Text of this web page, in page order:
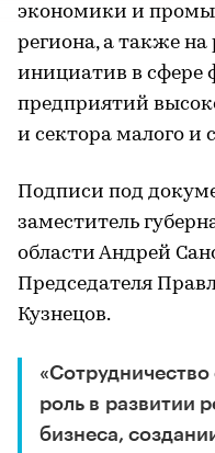
экономики и
региона, а также
инициатив в сфере
предприятий
и сектора малого и
Подписи под
заместитель
области Андрей
Председателя
Кузнецов.
роль в развитии
бизнеса,